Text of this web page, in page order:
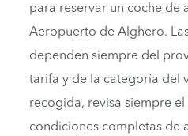
para reservar un coche de
Aeropuerto de Alghero.
dependen siempre del
tarifa y de la categoría del
recogida, revisa siempre
condiciones completas de